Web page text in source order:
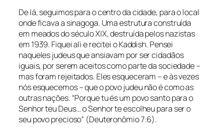
De lá, seguimos para o centro da cidade, para o local
onde ficava a sinagoga. Uma estrutura construída
em meados do século XIX, destruída pelos nazistas
em 1939. Fiquei ali e recitei o Kaddish. Pensei
naqueles judeus que ansiavam por ser cidadãos
iguais, por serem aceitos como parte da sociedade –
mas foram rejeitados. Eles esqueceram – e às vezes
nós esquecemos – que o povo judeu não é como as
outras nações. “Porque tu és um povo santo para o
Senhor teu Deus… o Senhor te escolheu para ser o
seu povo precioso” (Deuteronômio 7:6).